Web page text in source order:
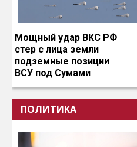
Мощный удар ВКС РФ
стер с лица земли
подземные позиции
ВСУ под Сумами
ПОЛИТИКА